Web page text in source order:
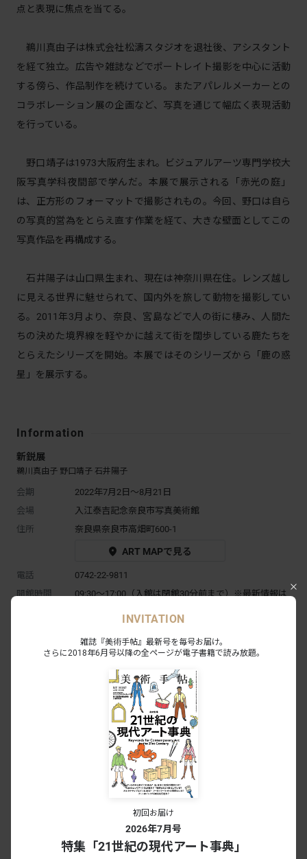
点と表現に焦点を当てる。
鵜川真由子は株式会社松濤スタジオを退社後、アシスタント
を経て独立。広告や雑誌などでポートレイト撮影を中心に活動
する傍ら、作品制作を続けている。またアパレルメーカーとの
コラボレーション展の企画など、写真を通じて幅広く表現活動
を行っている。
野口靖子は1973大阪府生まれ。ビジュアルアーツ専門学校大
阪写真学科夜間部で学んだ。本展で展示される「赤光の庭」
は、正方形のフォーマットで撮影されもの。今回、野口は自ら
の写真的営為をとらえ直す作業を経て、大きな壁面としてこの
写真作品を再構成する。
石井陽子は山口県生まれ、現在は神奈川県在住。レンズ越し
に見える世界に魅せられて、国内外を旅して動物を撮影してい
る。2011年3月より、奈良、宮島などで人の街に棲み、人間た
ちの決めた境界線を軽やかに越えて街を闊歩している鹿たちを
とらえたシリーズを開始。本展ではそのシリーズから「鹿の惑
星」を展示する。
Information
新鋭展
鵜川真由子 野口靖子 石井陽子
会期
2022年7月2日～8月21日
会場
入江泰吉記念奈良市写真美術館
住所
奈良県奈良市高畑町600-1
ART MAPで見る
電話
0742-22-9811
開館時間
09:30～17:00（入館は閉館30分前まで）※最新情報は
月（祝日の場合は翌火）、8月12日
一般 500円 / 大学・高校生 200円（高校生のみ土曜日
無料）/ 中・小学生 100円（土曜日無料）
JR奈良駅・近鉄奈良駅より市内循環バス「破石町」下
車徒歩10分
http://naracmp.jp
INVITATION
雑誌『美術手帖』最新号を毎号お届け。
さらに2018年6月号以降の全ページが電子書籍で読み放題。
初回お届け
2026年7月号
特集「21世紀の現代アート事典」